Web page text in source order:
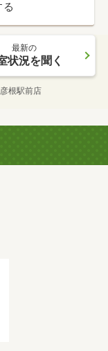
最新の
状況を聞く
根駅前店